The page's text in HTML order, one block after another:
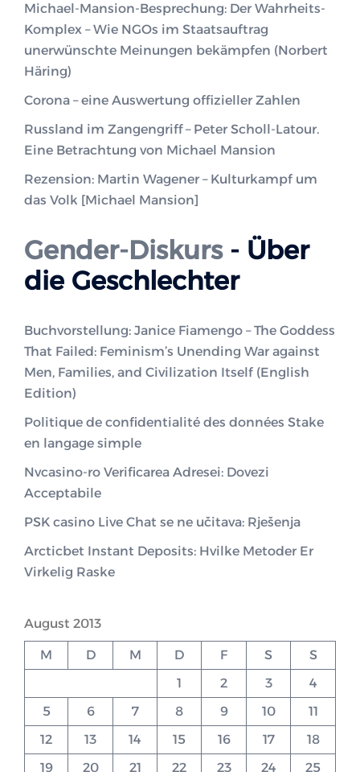
Michael-Mansion-Besprechung: Der Wahrheits-
Komplex – Wie NGOs im Staatsauftrag
unerwünschte Meinungen bekämpfen (Norbert
Häring)
Corona – eine Auswertung offizieller Zahlen
Russland im Zangengriff – Peter Scholl-Latour.
Eine Betrachtung von Michael Mansion
Rezension: Martin Wagener – Kulturkampf um
das Volk [Michael Mansion]
Gender-Diskurs- Über
die Geschlechter
Buchvorstellung: Janice Fiamengo – The Goddess
That Failed: Feminism’s Unending War against
Men, Families, and Civilization Itself (English
Edition)
Politique de confidentialité des données Stake
en langage simple
Nvcasino-ro Verificarea Adresei: Dovezi
Acceptabile
PSK casino Live Chat se ne učitava: Rješenja
Arcticbet Instant Deposits: Hvilke Metoder Er
Virkelig Raske
August 2013
M D M D F S
S
1
2 3
4
5
6 7 8 9 10
11
12
13 14 15 16 17
18
19
20 21 22 23 24
25